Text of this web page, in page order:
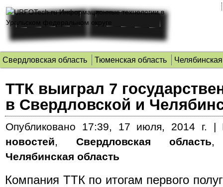
Свердловская область Тюменская область
ТТК выиграл 7
в Свердловской и
Опубликовано 17:39, 17 июля, 2014 г. |
новостей, Свердловская область
Челябинская область
Компания ТТК по итогам первого